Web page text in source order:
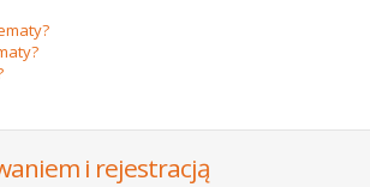
i rejestracją